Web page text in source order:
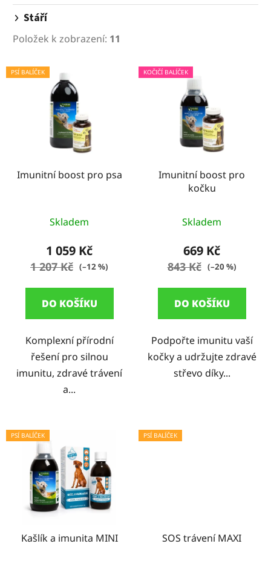
Stáří
Položek k zobrazení: 11
V
ý
PSÍ BALÍČEK
Imunitní boost pro psa
hodnocení
produktu
je
5
Skladem
1 059 Kč
1 207 Kč (–12 %)
DO KOŠÍKU
Komplexní přírodní
řešení pro silnou
imunitu, zdravé trávení
a...
KOČIČÍ BALÍČEK
Imunitní boost pro
kočku
Skladem
669 Kč
843 Kč (–20 %)
DO KOŠÍKU
Podpořte imunitu vaší
kočky a udržujte zdravé
střevo díky...
PSÍ BALÍČEK
Kašlík a imunita MINI
PSÍ BALÍČEK
SOS trávení MAXI